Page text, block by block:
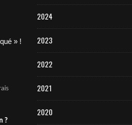
?
2024
2023
2022
2021
2020